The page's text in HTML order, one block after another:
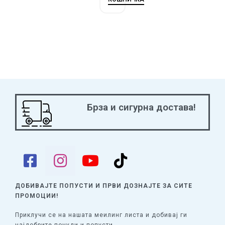
Брза и сигурна достава!
ДОБИВАЈТЕ ПОПУСТИ И ПРВИ ДОЗНАЈТЕ ЗА СИТЕ
ПРОМОЦИИ!
Приклучи се на нашата меилинг листа и добивај ги